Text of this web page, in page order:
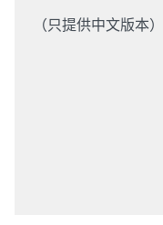
（只提供中文版本）